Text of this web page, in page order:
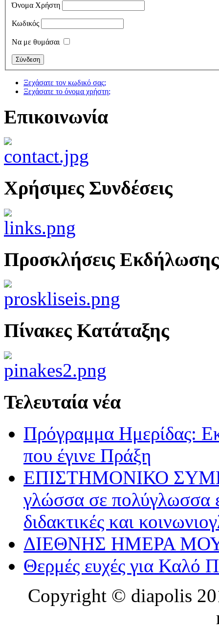
Όνομα Χρήστη
Κωδικός
Να με θυμάσαι
Ξεχάσατε τον κωδικό σας;
Ξεχάσατε το όνομα χρήστη;
Επικοινωνία
Χρήσιμες Συνδέσεις
Προσκλήσεις
Πίνακες Κατάταξης
Τελευταία νέα
Πρόγραμμα Ημερίδας:
που έγινε Πράξη
ΕΠΙΣΤΗΜΟΝΙΚΟ
γλώσσα σε πολύγλωσσα
διδακτικές και
ΔΙΕΘΝΗΣ ΗΜΕΡΑ
Θερμές ευχές για Καλό
Copyright © diapolis